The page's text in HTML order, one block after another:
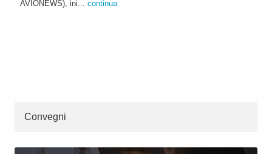
AVIONEWS), ini... continua
Convegni